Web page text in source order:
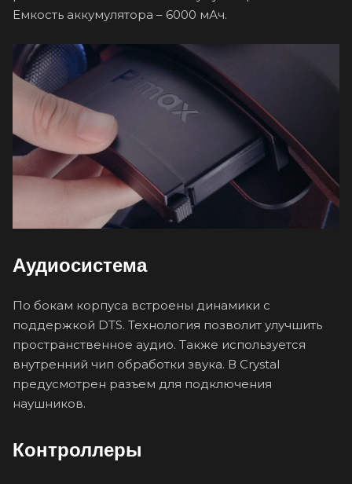
Емкость аккумулятора – 6000 мАч.
Аудиосистема
По бокам корпуса встроены динамики с
поддержкой DTS. Технология позволит улучшить
пространственное аудио. Также используется
внутренний чип обработки звука. В Crystal
предусмотрен разъем для подключения
наушников.
Контроллеры